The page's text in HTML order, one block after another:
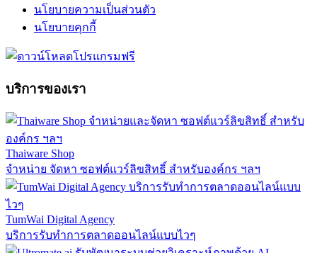
นโยบายความเป็นส่วนตัว
นโยบายคุกกี้
บริการของเรา
Thaiware Shop
จำหน่าย จัดหา ซอฟต์แวร์ลิขสิทธิ์ สำหรับองค์กร ฯลฯ
TumWai Digital Agency
บริการรับทำการตลาดออนไลน์แบบไวๆ